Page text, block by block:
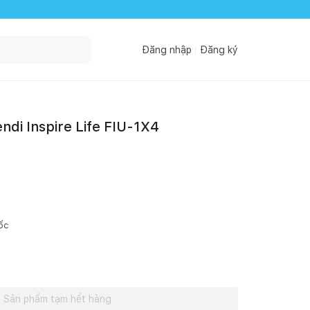
Đăng nhập Đăng ký
Inspire Life FIU-1X4
Sản phẩm tạm hết hàng